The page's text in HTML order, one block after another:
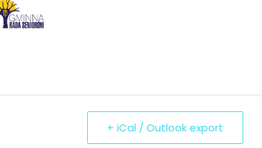
+ iCal / Outlook export